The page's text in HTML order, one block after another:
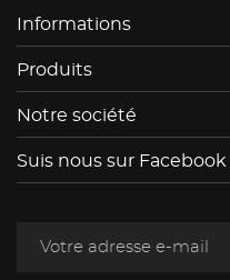
Informations
Produits
Notre société
Suis nous sur Facebook